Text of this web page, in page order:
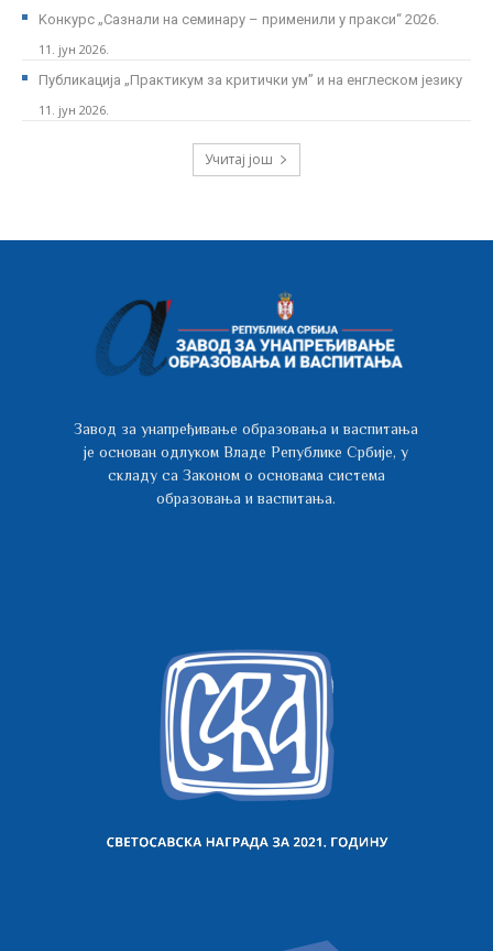
Kонкурс „Сазнали на семинару – применили у пракси“ 2026.
11. јун 2026.
Публикација „Практикум за критички ум” и на енглеском језику
11. јун 2026.
Учитај још
Завод за унапређивање образовања и васпитања
је основан одлуком Владе Републике Србије, у
складу са Законом о основама система
образовања и васпитања.